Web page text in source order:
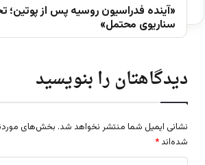
«آینده فدراسیون روسیه پس از پوتین؛
سناریوی محتمل»
دیدگاهتان را بنویسید
نشانی ایمیل شما منتشر نخواهد شد. بخش‌های
شده‌اند *